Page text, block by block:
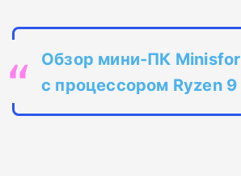
Обзор мини-ПК
с процессором Ryzen 9